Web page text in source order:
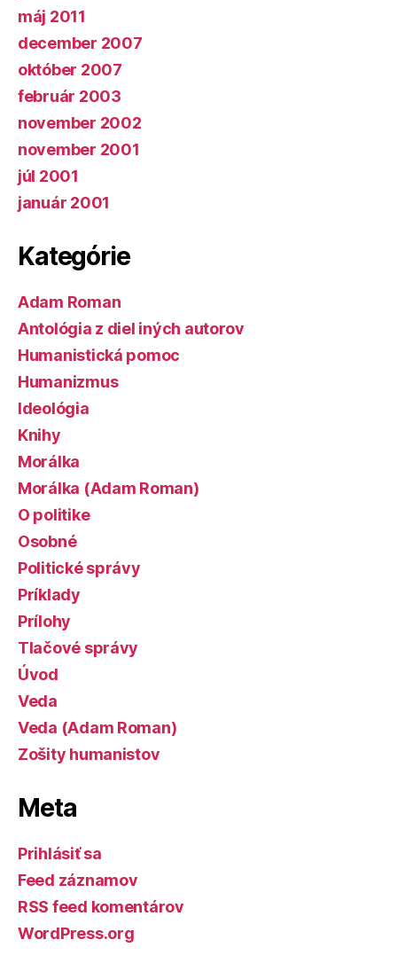
máj 2011
december 2007
október 2007
február 2003
november 2002
november 2001
júl 2001
január 2001
Kategórie
Adam Roman
Antológia z diel iných autorov
Humanistická pomoc
Humanizmus
Ideológia
Knihy
Morálka
Morálka (Adam Roman)
O politike
Osobné
Politické správy
Príklady
Prílohy
Tlačové správy
Úvod
Veda
Veda (Adam Roman)
Zošity humanistov
Meta
Prihlásiť sa
Feed záznamov
RSS feed komentárov
WordPress.org